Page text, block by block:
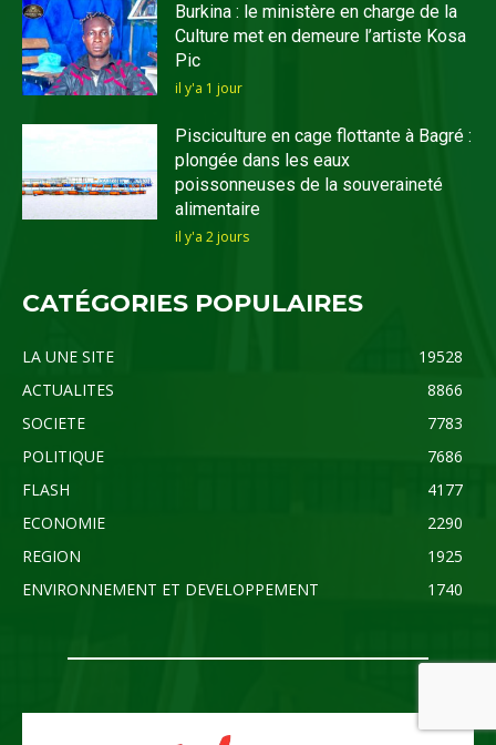
Burkina : le ministère en charge de la
Culture met en demeure l’artiste Kosa
Pic
il y'a 1 jour
Pisciculture en cage flottante à Bagré :
plongée dans les eaux
poissonneuses de la souveraineté
alimentaire
il y'a 2 jours
CATÉGORIES POPULAIRES
LA UNE SITE
19528
ACTUALITES
8866
SOCIETE
7783
POLITIQUE
7686
FLASH
4177
ECONOMIE
2290
REGION
1925
ENVIRONNEMENT ET DEVELOPPEMENT
1740